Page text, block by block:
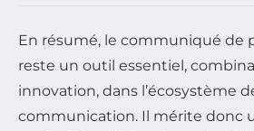
En résumé, le communiqué de
reste un outil essentiel,
innovation, dans l’écosystème
communication. Il mérite donc